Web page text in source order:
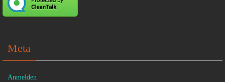
Meta
Anmelden